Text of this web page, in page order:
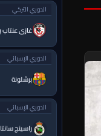
الدوري التركي
الدوري الإسباني
برشلونة
الدوري الإسباني